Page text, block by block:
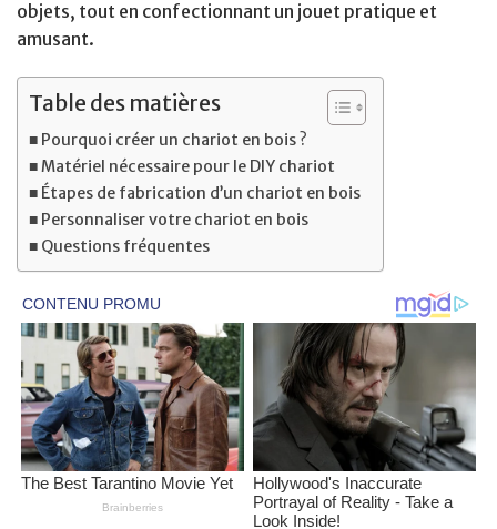
objets, tout en confectionnant un jouet pratique et
amusant.
Table des matières
Pourquoi créer un chariot en bois ?
Matériel nécessaire pour le DIY chariot
Étapes de fabrication d’un chariot en bois
Personnaliser votre chariot en bois
Questions fréquentes